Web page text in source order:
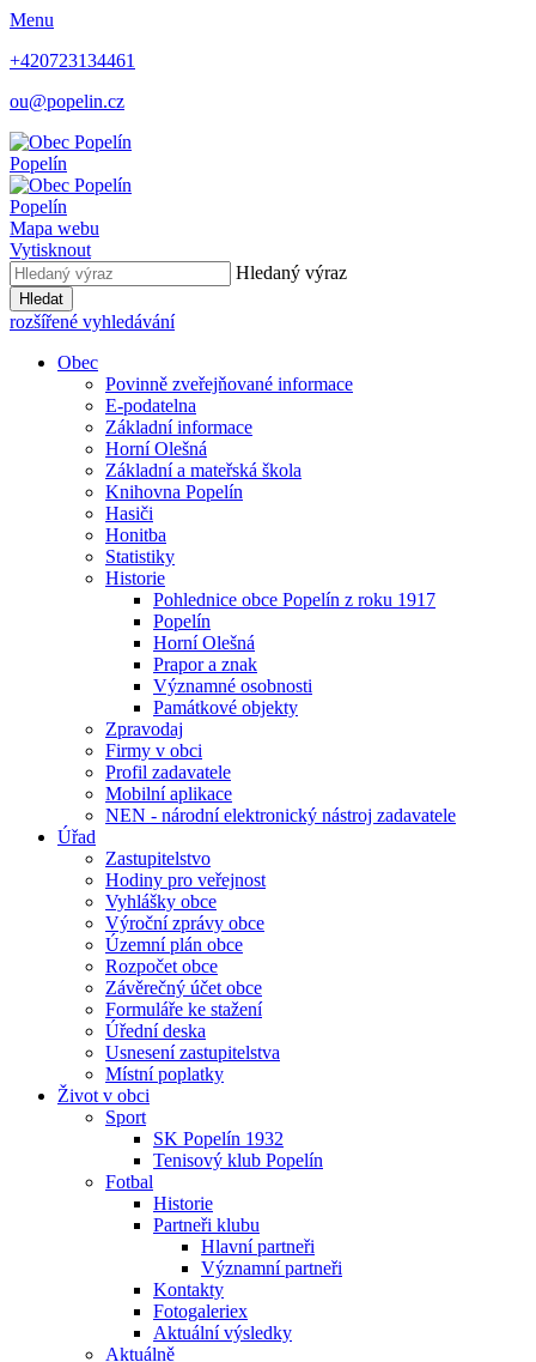
Menu
+420723134461
ou@popelin.cz
Popelín
Popelín
Mapa webu
Vytisknout
Hledaný výraz
Hledat
rozšířené vyhledávání
Obec
Povinně zveřejňované informace
E-podatelna
Základní informace
Horní Olešná
Základní a mateřská škola
Knihovna Popelín
Hasiči
Honitba
Statistiky
Historie
Pohlednice obce Popelín z roku 1917
Popelín
Horní Olešná
Prapor a znak
Významné osobnosti
Památkové objekty
Zpravodaj
Firmy v obci
Profil zadavatele
Mobilní aplikace
NEN - národní elektronický nástroj zadavatele
Úřad
Zastupitelstvo
Hodiny pro veřejnost
Vyhlášky obce
Výroční zprávy obce
Územní plán obce
Rozpočet obce
Závěrečný účet obce
Formuláře ke stažení
Úřední deska
Usnesení zastupitelstva
Místní poplatky
Život v obci
Sport
SK Popelín 1932
Tenisový klub Popelín
Fotbal
Historie
Partneři klubu
Hlavní partneři
Významní partneři
Kontakty
Fotogaleriex
Aktuální výsledky
Aktuálně